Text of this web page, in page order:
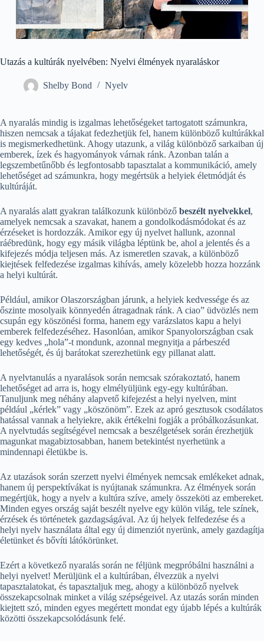
Utazás a kultúrák nyelvében: Nyelvi élmények nyaraláskor
Shelby Bond Nyelv
A nyaralás mindig is izgalmas lehetőségeket tartogatott számunkra,
hiszen nemcsak a tájakat fedezhetjük fel, hanem különböző kultúrákkal
is megismerkedhetünk. Ahogy utazunk, a világ különböző sarkaiban új
emberek, ízek és hagyományok várnak ránk. Azonban talán a
legszembetűnőbb és legfontosabb tapasztalat a kommunikáció, amely
lehetőséget ad számunkra, hogy megértsük a helyiek életmódját és
kultúráját.
A nyaralás alatt gyakran találkozunk különböző beszélt nyelvekkel,
amelyek nemcsak a szavakat, hanem a gondolkodásmódokat és az
érzéseket is hordozzák. Amikor egy új nyelvet hallunk, azonnal
ráébredünk, hogy egy másik világba léptünk be, ahol a jelentés és a
kifejezés módja teljesen más. Az ismeretlen szavak, a különböző
kiejtések felfedezése izgalmas kihívás, amely közelebb hozza hozzánk
a helyi kultúrát.
Például, amikor Olaszországban járunk, a helyiek kedvessége és az
őszinte mosolyaik könnyedén átragadnak ránk. A ciao” üdvözlés nem
csupán egy köszönési forma, hanem egy varázslatos kapu a helyi
emberek felfedezéséhez. Hasonlóan, amikor Spanyolországban csak
egy kedves „hola”-t mondunk, azonnal megnyitja a párbeszéd
lehetőségét, és új barátokat szerezhetünk egy pillanat alatt.
A nyelvtanulás a nyaralások során nemcsak szórakoztató, hanem
lehetőséget ad arra is, hogy elmélyüljünk egy-egy kultúrában.
Tanuljunk meg néhány alapvető kifejezést a helyi nyelven, mint
például „kérlek” vagy „köszönöm”. Ezek az apró gesztusok csodálatos
hatással vannak a helyiekre, akik értékelni fogják a próbálkozásunkat.
A nyelvtudás segítségével nemcsak a beszélgetések során érezhetjük
magunkat magabiztosabban, hanem betekintést nyerhetünk a
mindennapi életükbe is.
Az utazások során szerzett nyelvi élmények nemcsak emlékeket adnak,
hanem új perspektívákat is nyújtanak számunkra. Az élmények során
megértjük, hogy a nyelv a kultúra szíve, amely összeköti az embereket.
Minden egyes ország saját beszélt nyelve egy külön világ, tele színek,
érzések és történetek gazdagságával. Az új helyek felfedezése és a
helyi nyelv használata által egy új dimenziót nyerünk, amely gazdagítja
életünket és bővíti látókörünket.
Ezért a következő nyaralás során ne féljünk megpróbálni használni a
helyi nyelvet! Merüljünk el a kultúrában, élvezzük a nyelvi
tapasztalatokat, és tapasztaljuk meg, ahogy a különböző nyelvek
összekapcsolnak minket a világ szépségeivel. Az utazás során minden
kiejtett szó, minden egyes megértett mondat egy újabb lépés a kultúrák
közötti összekapcsolódásunk felé.